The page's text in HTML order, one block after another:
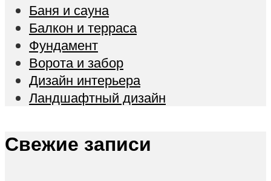
Баня и сауна
Балкон и терраса
Фундамент
Ворота и забор
Дизайн интерьера
Ландшафтный дизайн
Свежие записи